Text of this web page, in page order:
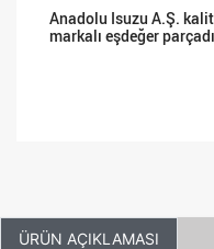
Anadolu Isuzu A.Ş.
markalı eşdeğer
ÜRÜN AÇIKLAMASI